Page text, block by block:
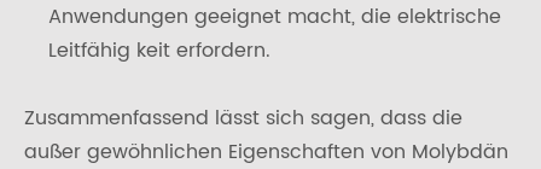
Anwendungen geeignet macht, die elektrische
Leitfähig keit erfordern.
Zusammenfassend lässt sich sagen, dass die
außer gewöhnlichen Eigenschaften von Molybdän